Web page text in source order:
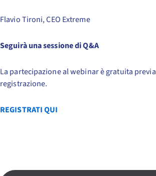
Flavio Tironi, CEO Extreme
Seguirà una sessione di Q&A
La partecipazione al webinar è gratuita previa
registrazione.
REGISTRATI QUI